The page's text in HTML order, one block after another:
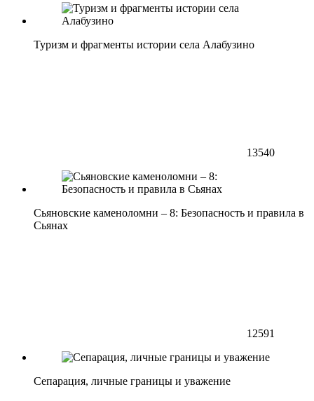
Туризм и фрагменты истории села Алабузино
13540
Сьяновские каменоломни – 8: Безопасность и правила в
Сьянах
12591
Сепарация, личные границы и уважение